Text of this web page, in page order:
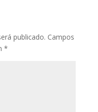
publicado. Campos
*